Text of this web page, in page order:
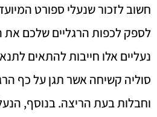
חשוב לזכור שנעלי ספורט
לספק לכפות הרגליים שלכם את
נעליים אלו חייבות להתאים
סוליה קשיחה אשר תגן על כף
וחבלות בעת הריצה. בנוסף,